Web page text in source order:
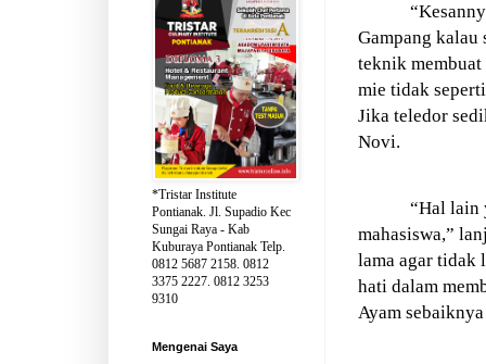
Gampang kalau
teknik
mie tidak
Jika teledor
Novi.
“Hal lain
mahasiswa,”
lama agar tidak
hati dalam
Ayam
*Tristar Institute
Pontianak. Jl. Supadio Kec
Sungai Raya - Kab
Kuburaya Pontianak Telp.
0812 5687 2158. 0812
3375 2227. 0812 3253
9310
Mengenai Saya